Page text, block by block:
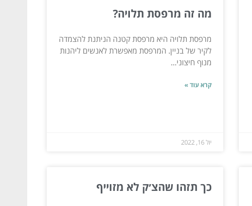
מה זה מרפסת תלויה?
מרפסת תלויה היא מרפסת קטנה הניתנת להצמדה
לקיר של בניין. המרפסת מאפשרת לאנשים ליהנות
מנוף חיצוני...
קרא עוד »
יול 16, 2022
כך תזהו שהצ׳ק לא מזוייף